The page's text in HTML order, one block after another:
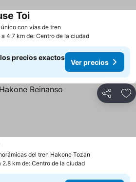
con vías de tren
Toi
a 4.7 km de: Centro de la ciudad
precios exactos
Ver precios
Compartir
del tren Hakone Tozan
2.8 km de: Centro de la ciudad